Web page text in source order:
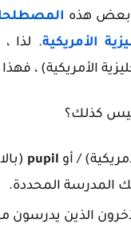
بعض هذه
الأمريكية. لذا
الأمريكية) ،
كذلك؟
/ أو pupil
المدرسة المحددة.
الذين